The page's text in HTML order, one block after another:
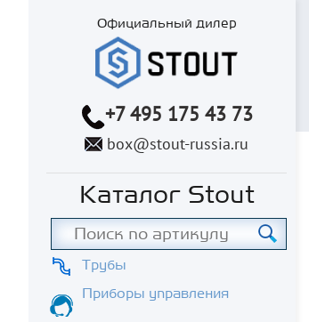
Официальный дилер
+7 495 175 43 73
box@stout-russia.ru
Каталог Stout
Трубы
Приборы управления